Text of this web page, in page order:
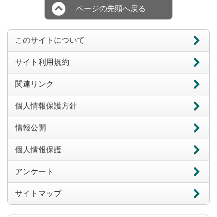
ページの先頭へ戻る
このサイトについて
サイト利用規約
関連リンク
個人情報保護方針
情報公開
個人情報保護
アンケート
サイトマップ